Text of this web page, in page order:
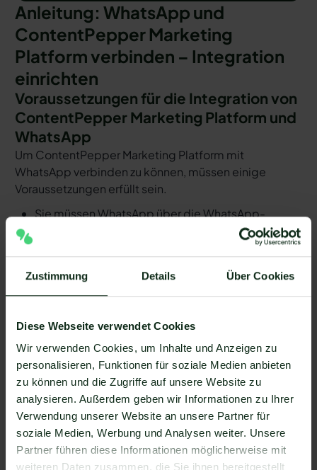
Zustimmung Details Über Cookies
Diese Webseite verwendet Cookies
Wir verwenden Cookies, um Inhalte und Anzeigen zu
personalisieren, Funktionen für soziale Medien anbieten
zu können und die Zugriffe auf unsere Website zu
analysieren. Außerdem geben wir Informationen zu Ihrer
Verwendung unserer Website an unsere Partner für
soziale Medien, Werbung und Analysen weiter. Unsere
Partner führen diese Informationen möglicherweise mit
weiteren Daten zusammen, die Sie ihnen bereitgestellt
Anleitung: WhatsApp und
ContentPepper Marketing
Platform verbinden – Integration
einrichten
Voraussetzungen für die Integration von
ContentPepper Marketing Platform und
WhatsApp
Um ContentPepper Marketing Platform mit
WhatsApp verbinden zu können, müssen einige
Voraussetzungen erfüllt sein.
Sie müssen WhatsApp über die WhatsApp-
Business-API nutzen. Mit dem herkömmlichen
Ihr WhatsApp Business API Anbieter muss die
zu ermöglichen. Längst nicht alle Anbieter der
von ContentPepper Marketing Platform und
WhatsApp zu ermöglichen. Mit Mateo stehen
Ihnen dank der Zapier Integration über 6.000
Apps zur Verfügung, die Sie mit WhatsApp
verbinden können. Darunter ist natürlich auch
ContentPepper Marketing Platform !
Da der Einrichtungsprozess der Integration je nach